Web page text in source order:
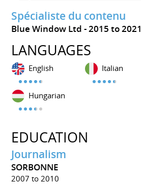
Spécialiste du contenu
Blue Window Ltd 2015 to 2021
LANGUAGES
English Italian
Hungarian
EDUCATION
Journalism
SORBONNE
2007 to 2010